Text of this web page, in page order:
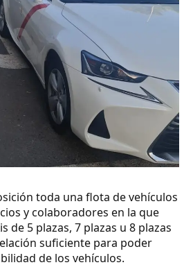
toda una flota de vehículos
y colaboradores en la que
de 5 plazas, 7 plazas u 8 plazas
suficiente para poder
de los vehículos.